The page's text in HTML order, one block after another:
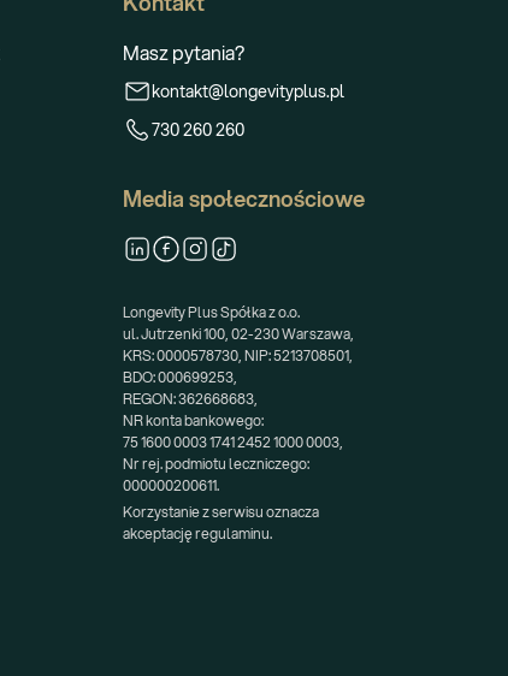
Masz pytania?
kontakt@longevityplus.pl
730 260 260
Media społecznościowe
Longevity Plus Spółka z o.o.
ul. Jutrzenki 100, 02-230 Warszawa,
KRS: 0000578730, NIP: 5213708501,
BDO: 000699253,
REGON: 362668683,
NR konta bankowego:
75 1600 0003 1741 2452 1000 0003,
Nr rej. podmiotu leczniczego:
000000200611.
Korzystanie z serwisu oznacza
akceptację regulaminu.